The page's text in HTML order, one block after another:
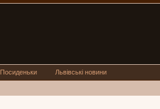
Посиденьки Львівські новини